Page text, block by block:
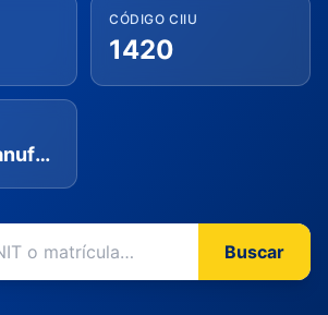
CÓDIGO CIIU
1420
Industrias manufactureras
Buscar